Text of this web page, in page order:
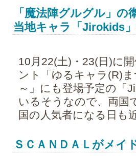
「魔法陣グルグル」
当地キャラ「Jirokids」
10月22(土)・23(日)に
ント「ゆるキャラ(R)
～」にも登場予定の「
いるそうなので、両国
国の人気者になる日も
ＳＣＡＮＤＡＬがメイ